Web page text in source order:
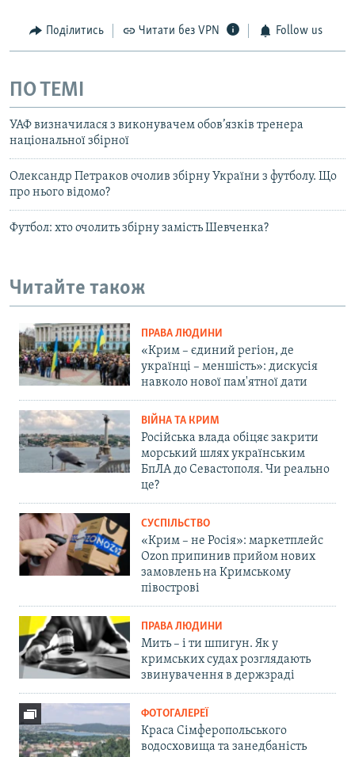
Поділитись Читати без VPN Follow us
ПО ТЕМІ
УАФ визначилася з виконувачем обов’язків тренера
національної збірної
Олександр Петраков очолив збірну України з футболу. Що
про нього відомо?
Футбол: хто очолить збірну замість Шевченка?
Читайте також
ПРАВА ЛЮДИНИ
«Крим – єдиний регіон, де
українці – меншість»: дискусія
навколо нової пам'ятної дати
ВІЙНА ТА КРИМ
Російська влада обіцяє закрити
морський шлях українським
БпЛА до Севастополя. Чи реально
це?
СУСПІЛЬСТВО
«Крим – не Росія»: маркетплейс
Ozon припинив прийом нових
замовлень на Кримському
півострові
ПРАВА ЛЮДИНИ
Мить – і ти шпигун. Як у
кримських судах розглядають
звинувачення в держзраді
ФОТОГАЛЕРЕЇ
Краса Сімферопольського
водосховища та занедбаність